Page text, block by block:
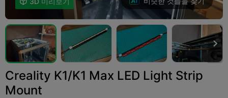

Creality K1/K1 Max LED Light Strip
Mount